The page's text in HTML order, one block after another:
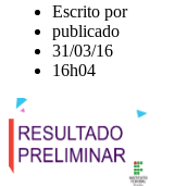
Escrito por
publicado
31/03/16
16h04